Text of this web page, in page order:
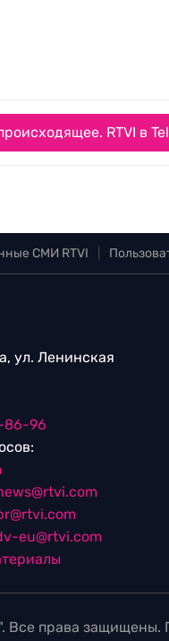
RTVI в
СМИ RTVI
ул. Ленинская
86-96
eu@rtvi.com
права защищены.